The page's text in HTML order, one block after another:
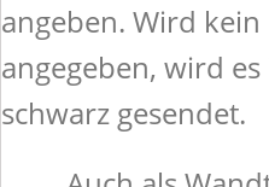
angeben. Wird
angegeben, wird
schwarz gesendet.